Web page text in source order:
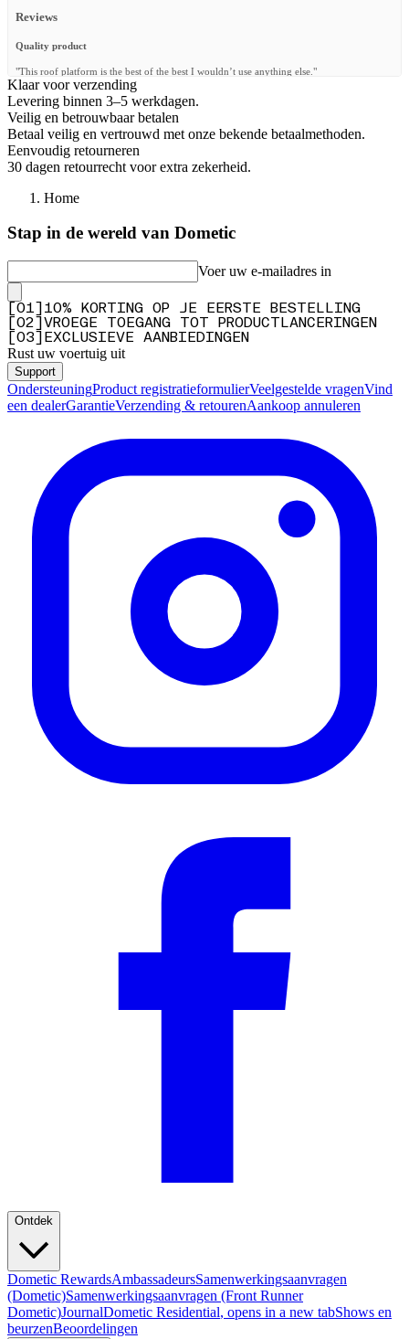
Reviews
Quality product
"This roof platform is the best of the best I wouldn’t use anything else."
Leon S. ( 5/5
Q&A
Klaar voor verzending
Levering binnen 3–5 werkdagen.
Veilig en betrouwbaar betalen
Betaal veilig en vertrouwd met onze bekende betaalmethoden.
Eenvoudig retourneren
30 dagen retourrecht voor extra zekerheid.
Home
Stap in de wereld van Dometic
Voer uw e-mailadres in
01
10% KORTING OP JE EERSTE BESTELLING
02
VROEGE TOEGANG TOT PRODUCTLANCERINGEN
03 EXCLUSIEVE AANBIEDINGEN
Rust uw voertuig uit
Support
OndersteuningProduct registratieformulierVeelgestelde vragenVind
een dealerGarantieVerzending & retourenAankoop annuleren
Ontdek
Dometic RewardsAmbassadeursSamenwerkingsaanvragen
(Dometic)Samenwerkingsaanvragen (Front Runner
Dometic)JournalDometic Residential, opens in a new tabShows en
beurzenBeoordelingen